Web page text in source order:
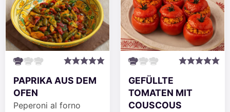
PAPRIKA AUS DEM
OFEN
Peperoni al forno
GEFÜLLTE
TOMATEN MIT
COUSCOUS